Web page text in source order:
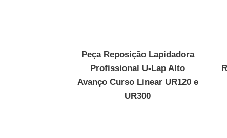
Peça Reposição Lapidadora
Profissional U-Lap Alto
Avanço Curso Linear UR120 e
UR300